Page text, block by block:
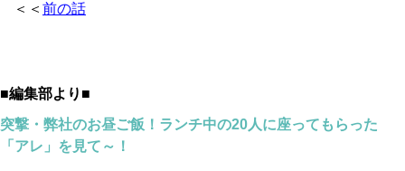
＜＜ 前の話
■編集部より■
突撃・弊社のお昼ご飯！ランチ中の20人に座ってもらった
「アレ」を見て～！